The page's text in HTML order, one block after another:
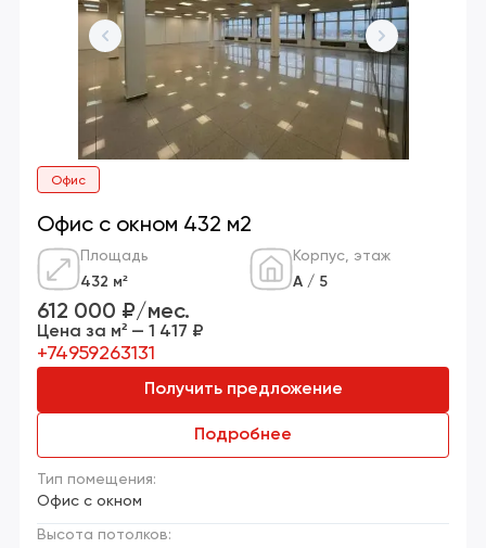
Офис
Офис с окном 432 м2
Площадь
432 м²
Корпус, этаж
А / 5
Тип помещения:
Офис с окном
Высота потолков:
612 000 ₽/мес.
Цена за м² — 1 417 ₽
+74959263131
Получить предложение
Подробнее